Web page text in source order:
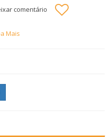
comentário
Mais